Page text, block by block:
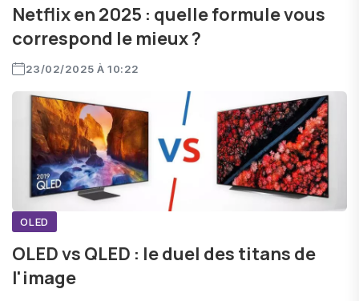
Netflix en 2025 : quelle formule vous
correspond le mieux ?
23/02/2025 À 10:22
OLED
OLED vs QLED : le duel des titans de
l'image